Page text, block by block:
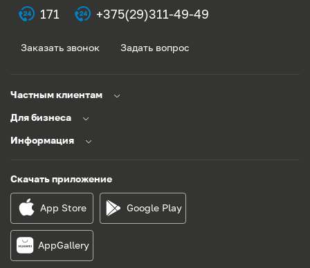
171 +375(29)311-49-49
Заказать звонок Задать вопрос
Частным клиентам
Для бизнеса
Информация
Скачать приложение
App Store Google Play
AppGallery